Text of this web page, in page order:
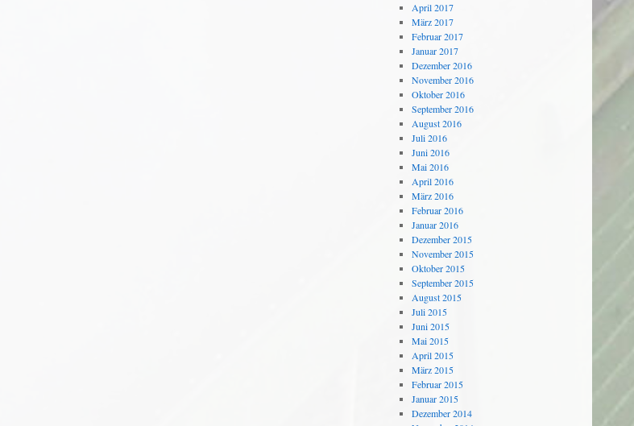
April 2017
März 2017
Februar 2017
Januar 2017
Dezember 2016
November 2016
Oktober 2016
September 2016
August 2016
Juli 2016
Juni 2016
Mai 2016
April 2016
März 2016
Februar 2016
Januar 2016
Dezember 2015
November 2015
Oktober 2015
September 2015
August 2015
Juli 2015
Juni 2015
Mai 2015
April 2015
März 2015
Februar 2015
Januar 2015
Dezember 2014